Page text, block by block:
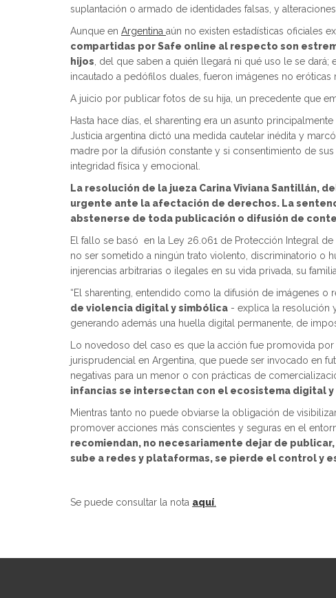
suplantación o armado de identidades falsas, y alteraciones
Aunque en Argentina aún no existen estadísticas oficiales
compartidas por Safe online al respecto son
hijos , del que saben a quién llegará ni qué uso le se
incautado a pedófilos duales, fueron imágenes no
A juicio por publicar fotos de su hija, un precedente que
Hasta hace días, el sharenting era un asunto
Justicia argentina dictó una medida cautelar inédita y
madre por la difusión constante y si consentimiento de
integridad física y emocional.
La resolución de la jueza Carina Viviana Santillán,
urgente ante la afectación de derechos. La
abstenerse de toda publicación o difusión de
El fallo se basó en la Ley 26.061 de Protección Integral
no ser sometido a ningún trato violento, discriminatorio o
injerencias arbitrarias o ilegales en su vida privada, su
“El sharenting, entendido como la difusión de imágenes o
de violencia digital y simbólica - explica la resolución
generando además una huella digital permanente, de
Lo novedoso del caso es que la acción fue promovida
jurisprudencial en Argentina, que puede ser invocado en
negativas para un menor o con prácticas de
infancias se intersectan con el ecosistema digital
Mientras tanto no puede obviarse la obligación de
promover acciones más conscientes y seguras en el
recomiendan, no necesariamente dejar de
sube a redes y plataformas, se pierde el control y
Se puede consultar la nota aquí